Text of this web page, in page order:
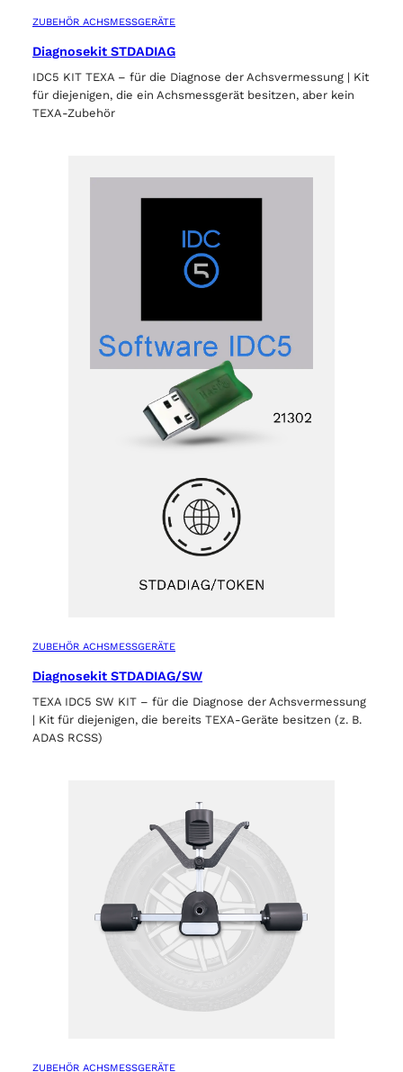
ZUBEHÖR ACHSMESSGERÄTE
Diagnosekit STDADIAG
IDC5 KIT TEXA – für die Diagnose der Achsvermessung | Kit
für diejenigen, die ein Achsmessgerät besitzen, aber kein
TEXA-Zubehör
ZUBEHÖR ACHSMESSGERÄTE
Diagnosekit STDADIAG/SW
TEXA IDC5 SW KIT – für die Diagnose der Achsvermessung
| Kit für diejenigen, die bereits TEXA-Geräte besitzen (z. B.
ADAS RCSS)
ZUBEHÖR ACHSMESSGERÄTE